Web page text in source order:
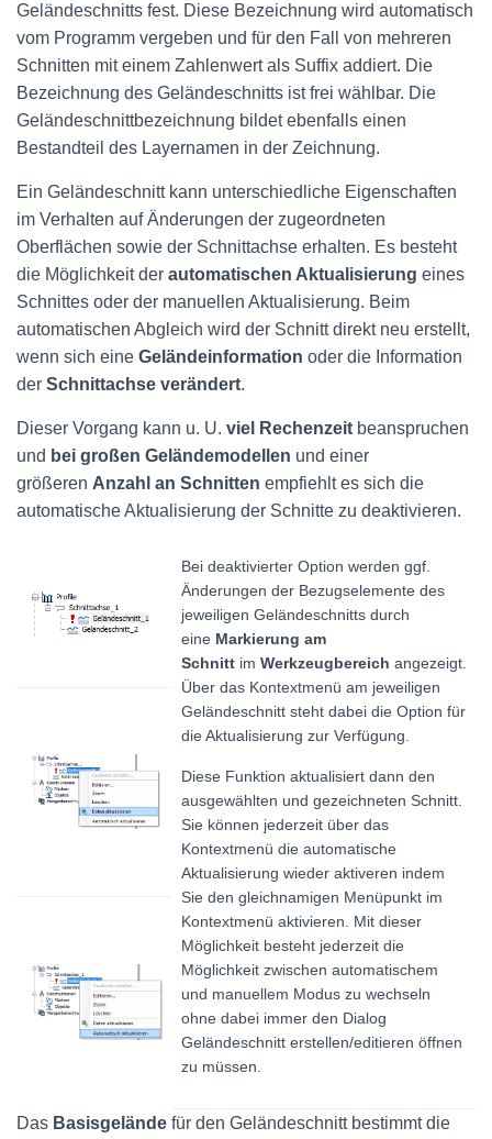
Geländeschnitts fest. Diese Bezeichnung wird automatisch
vom Programm vergeben und für den Fall von mehreren
Schnitten mit einem Zahlenwert als Suffix addiert. Die
Bezeichnung des Geländeschnitts ist frei wählbar. Die
Geländeschnittbezeichnung bildet ebenfalls einen
Bestandteil des Layernamen in der Zeichnung.
Ein Geländeschnitt kann unterschiedliche Eigenschaften
im Verhalten auf Änderungen der zugeordneten
Oberflächen sowie der Schnittachse erhalten. Es besteht
die Möglichkeit der automatischen Aktualisierung eines
Schnittes oder der manuellen Aktualisierung. Beim
automatischen Abgleich wird der Schnitt direkt neu erstellt,
wenn sich eine Geländeinformation oder die Information
der Schnittachse verändert.
Dieser Vorgang kann u. U. viel Rechenzeit beanspruchen
und bei großen Geländemodellen und einer
größeren Anzahl an Schnitten empfiehlt es sich die
automatische Aktualisierung der Schnitte zu deaktivieren.
Bei deaktivierter Option werden ggf.
Änderungen der Bezugselemente des
jeweiligen Geländeschnitts durch
eine Markierung am
Schnitt im Werkzeugbereich angezeigt.
Über das Kontextmenü am jeweiligen
Geländeschnitt steht dabei die Option für
die Aktualisierung zur Verfügung.
Diese Funktion aktualisiert dann den
ausgewählten und gezeichneten Schnitt.
Sie können jederzeit über das
Kontextmenü die automatische
Aktualisierung wieder aktiveren indem
Sie den gleichnamigen Menüpunkt im
Kontextmenü aktivieren. Mit dieser
Möglichkeit besteht jederzeit die
Möglichkeit zwischen automatischem
und manuellem Modus zu wechseln
ohne dabei immer den Dialog
Geländeschnitt erstellen/editieren öffnen
zu müssen.
Das Basisgelände für den Geländeschnitt bestimmt die